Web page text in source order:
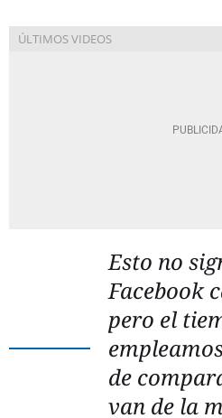
Esto no
Facebook
pero el
de
van de la